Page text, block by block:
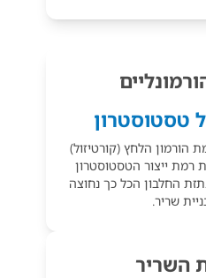
טסטוסטרון
הורמון הלחץ (קורטיזול)
רמת ייצור הטסטוסטרון
החלבון הכל כך נחוצה
שריר.
השריר